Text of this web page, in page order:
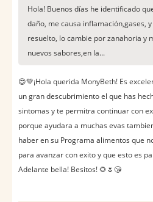
Hola! Buenos días he identificado
daño, me causa inflamación,gases,
resuelto, lo cambie por zanahoria y
nuevos sabores,en la...
😍💚¡Hola querida MonyBeth! Es
un gran descubrimiento el que has
sintomas y te permitra continuar con
porque ayudara a muchas evas
haber en su Programa alimentos que
para avanzar con exito y que esto es
Adelante bella! Besitos! 🌻🌷😘